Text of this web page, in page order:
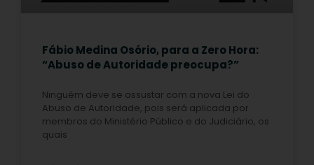
Fábio Medina Osório, para a Zero Hora:
“Abuso de Autoridade preocupa?”
Ninguém deve se assustar com a nova Lei do
Abuso de Autoridade, pois será aplicada por
membros do Ministério Público e do Judiciário, os
quais